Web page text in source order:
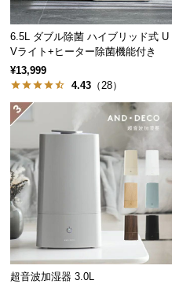
ャ
セ
ル
に
つ
保
証
つ
い
て
6.5L ダブル除菌 ハイブリッド式 U
Vライト+ヒーター除菌機能付き
¥13,999
4.43 （28）
超音波加湿器 3.0L